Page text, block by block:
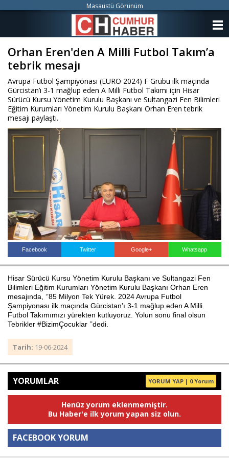
Orhan Eren'den A Milli Futbol Takım’a
tebrik mesajı
Avrupa Futbol Şampiyonası (EURO 2024) F Grubu ilk maçında
Gürcistan’ı 3-1 mağlup eden A Milli Futbol Takımı için Hisar
Sürücü Kursu Yönetim Kurulu Başkanı ve Sultangazi Fen Bilimleri
Eğitim Kurumları Yönetim Kurulu Başkanı Orhan Eren tebrik
mesajı paylaştı.
Facebook Twitter Google+ Whatsapp
Hisar Sürücü Kursu Yönetim Kurulu Başkanı ve Sultangazi Fen
Bilimleri Eğitim Kurumları Yönetim Kurulu Başkanı Orhan Eren
mesajında, ‘’85 Milyon Tek Yürek. 2024 Avrupa Futbol
Şampiyonası ilk maçında Gürcistan’ı 3-1 mağlup eden A Milli
Futbol Takımımızı yürekten kutluyoruz. Yolun sonu final olsun
Tebrikler #BizimÇocuklar ’’dedi.
Tarih: 19-06-2024
YORUMLAR YORUM YAP | 0 Yorum
Henüz yorum eklenmemiştir.
Bu Haber'e ilk yorum yapan siz olun.
FACEBOOK YORUM
Masaüstü Görünüm
KATEGORİLER
ANKETLER
VİDEO GALERİ
KÜNYE
İLETİŞİM
Haberin Doğru Adresi.